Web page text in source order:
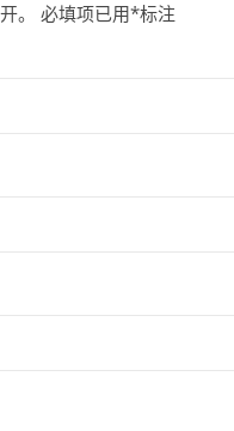
。 必填项已用*标注